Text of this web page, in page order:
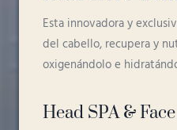
Esta innovadora y
del cabello, recupera y
oxigenándolo e
Head SPA & Face